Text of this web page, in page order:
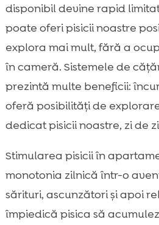
disponibil devine rapid
poate oferi pisicii noastre
explora mai mult, fără a
în cameră. Sistemele de
prezintă multe beneficii:
oferă posibilități de
dedicat pisicii noastre, zi de
Stimularea pisicii în
monotonia zilnică într-o
sărituri, ascunzători și apoi
împiedică pisica să